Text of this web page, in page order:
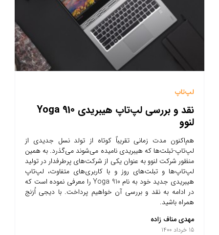
لپ‌تاپ
نقد و بررسی لپ‌تاپ هیبریدی Yoga 910
لنوو
هم‌اکنون مدت زمانی تقریباً کوتاه از تولد نسل جدیدی از
لپ‌تاپ‌‌-تبلت‌ها که هیبریدی نامیده می‌شوند می‌گذرد. به همین
منظور شرکت لنوو به عنوان یکی از شرکت‌های پرطرفدار در تولید
لپ‌تاپ‌‌ها و تبلت‌های روز و با کاربری‌های متفاوت، لپ‌تاپ
هیبریدی جدید خود به نام Yoga 910 را معرفی نموده است که
در ادامه به نقد و بررسی آن خواهیم پرداخت. با دیجی اُرَنج
همراه باشید.
مهدی مناف زاده
15 خرداد 1400